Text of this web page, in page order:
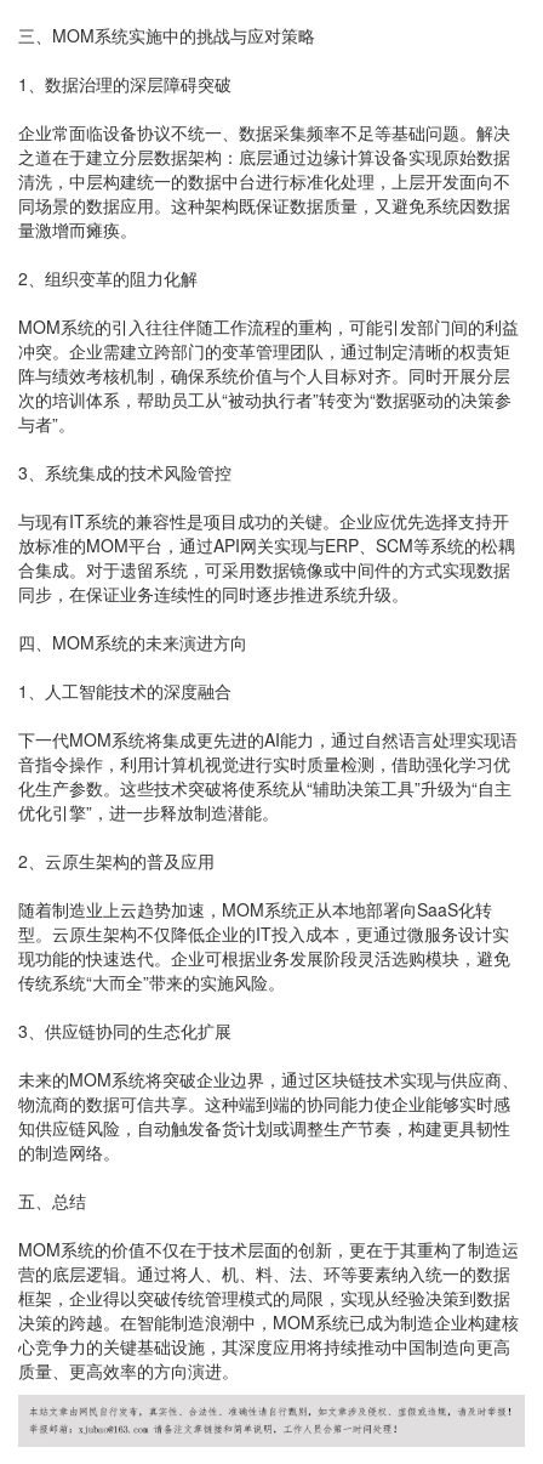
三、MOM系统实施中的挑战与应对策略
1、数据治理的深层障碍突破
企业常面临设备协议不统一、数据采集频率不足等基础问题。解决
之道在于建立分层数据架构：底层通过边缘计算设备实现原始数据
清洗，中层构建统一的数据中台进行标准化处理，上层开发面向不
同场景的数据应用。这种架构既保证数据质量，又避免系统因数据
量激增而瘫痪。
2、组织变革的阻力化解
MOM系统的引入往往伴随工作流程的重构，可能引发部门间的利益
冲突。企业需建立跨部门的变革管理团队，通过制定清晰的权责矩
阵与绩效考核机制，确保系统价值与个人目标对齐。同时开展分层
次的培训体系，帮助员工从“被动执行者”转变为“数据驱动的决策参
与者”。
3、系统集成的技术风险管控
与现有IT系统的兼容性是项目成功的关键。企业应优先选择支持开
放标准的MOM平台，通过API网关实现与ERP、SCM等系统的松耦
合集成。对于遗留系统，可采用数据镜像或中间件的方式实现数据
同步，在保证业务连续性的同时逐步推进系统升级。
四、MOM系统的未来演进方向
1、人工智能技术的深度融合
下一代MOM系统将集成更先进的AI能力，通过自然语言处理实现语
音指令操作，利用计算机视觉进行实时质量检测，借助强化学习优
化生产参数。这些技术突破将使系统从“辅助决策工具”升级为“自主
优化引擎”，进一步释放制造潜能。
2、云原生架构的普及应用
随着制造业上云趋势加速，MOM系统正从本地部署向SaaS化转
型。云原生架构不仅降低企业的IT投入成本，更通过微服务设计实
现功能的快速迭代。企业可根据业务发展阶段灵活选购模块，避免
传统系统“大而全”带来的实施风险。
3、供应链协同的生态化扩展
未来的MOM系统将突破企业边界，通过区块链技术实现与供应商、
物流商的数据可信共享。这种端到端的协同能力使企业能够实时感
知供应链风险，自动触发备货计划或调整生产节奏，构建更具韧性
的制造网络。
五、总结
MOM系统的价值不仅在于技术层面的创新，更在于其重构了制造运
营的底层逻辑。通过将人、机、料、法、环等要素纳入统一的数据
框架，企业得以突破传统管理模式的局限，实现从经验决策到数据
决策的跨越。在智能制造浪潮中，MOM系统已成为制造企业构建核
心竞争力的关键基础设施，其深度应用将持续推动中国制造向更高
质量、更高效率的方向演进。